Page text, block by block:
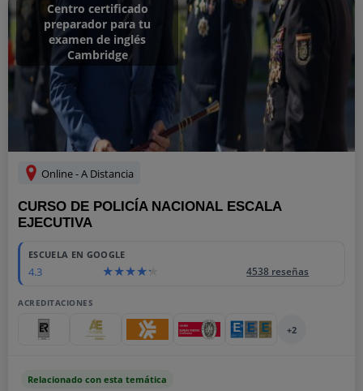
Centro certificado
preparador para tu
examen de inglés
Cambridge
Online - A Distancia
CURSO DE POLICÍA NACIONAL ESCALA
EJECUTIVA
ESCUELA EN GOOGLE
4.3 4538 reseñas
ACREDITACIONES
+2
Relacionado con esta temática